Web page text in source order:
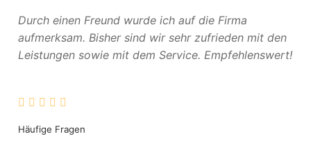
Durch einen Freund wurde ich auf die Firma
aufmerksam. Bisher sind wir sehr zufrieden mit den
Leistungen sowie mit dem Service. Empfehlenswert!
Häufige Fragen